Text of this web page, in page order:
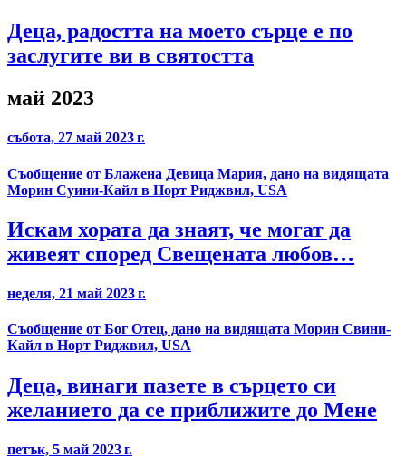
Деца, радостта на моето сърце е по
заслугите ви в святостта
май 2023
събота, 27 май 2023 г.
Съобщение от Блажена Девица Мария, дано на видящата
Морин Суини-Кайл в Норт Риджвил, USA
Искам хората да знаят, че могат да
живеят според Свещената любов…
неделя, 21 май 2023 г.
Съобщение от Бог Отец, дано на видящата Морин Свини-
Кайл в Норт Риджвил, USA
Деца, винаги пазете в сърцето си
желанието да се приближите до Мене
петък, 5 май 2023 г.